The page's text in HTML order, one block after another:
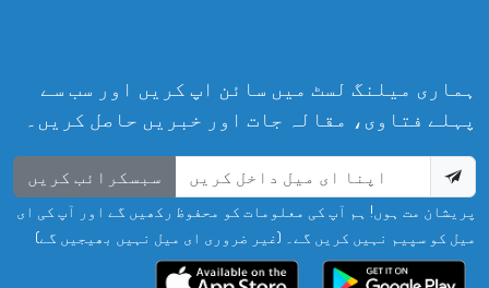
ہماری میلنگ لسٹ میں سائن اپ کریں اور سب سے
پہلے فتاوی، مقالہ جات اور خبریں حاصل کریں۔
سبسکرائب کریں
پریشان مت ہوں! ہم آپ کی معلومات کو محفوظ رکھیں گے اور آپ کی ای
میل کو سپیم نہیں کریں گے۔ (غیر ضروری ای میل نہیں بھیجیں گے)